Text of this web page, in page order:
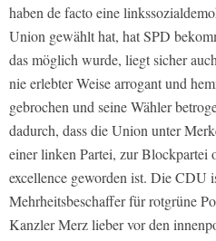
haben de facto eine
Union gewählt hat, hat SPD
das möglich wurde, liegt sicher
nie erlebter Weise arrogant und
gebrochen und seine Wähler
dadurch, dass die Union unter
einer linken Partei, zur Blockpartei
excellence geworden ist. Die CDU
Mehrheitsbeschaffer für rotgrüne
Kanzler Merz lieber vor den